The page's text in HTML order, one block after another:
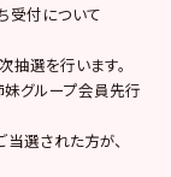
受付について
抽選を行います。
妹グループ会員先行
選された方が、